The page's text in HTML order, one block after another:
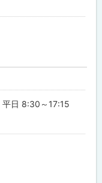
平日 8:30～17:15